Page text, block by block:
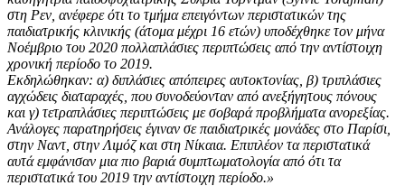
στη Ρεν, ανέφερε ότι το τμήμα επειγόντων περιστατικών της
παιδιατρικής κλινικής (άτομα μέχρι 16 ετών) υποδέχθηκε τον μήνα
Νοέμβριο του 2020 πολλαπλάσιες περιπτώσεις από την αντίστοιχη
χρονική περίοδο το 2019.
Εκδηλώθηκαν: α) διπλάσιες απόπειρες αυτοκτονίας, β) τριπλάσιες
αγχώδεις διαταραχές, που συνοδεύονταν από ανεξήγητους πόνους
και γ) τετραπλάσιες περιπτώσεις με σοβαρά προβλήματα ανορεξίας.
Ανάλογες παρατηρήσεις έγιναν σε παιδιατρικές μονάδες στο Παρίσι,
στην Ναντ, στην Λιμόζ και στη Νίκαια. Επιπλέον τα περιστατικά
αυτά εμφάνισαν μια πιο βαριά συμπτωματολογία από ότι τα
περιστατικά του 2019 την αντίστοιχη περίοδο.»